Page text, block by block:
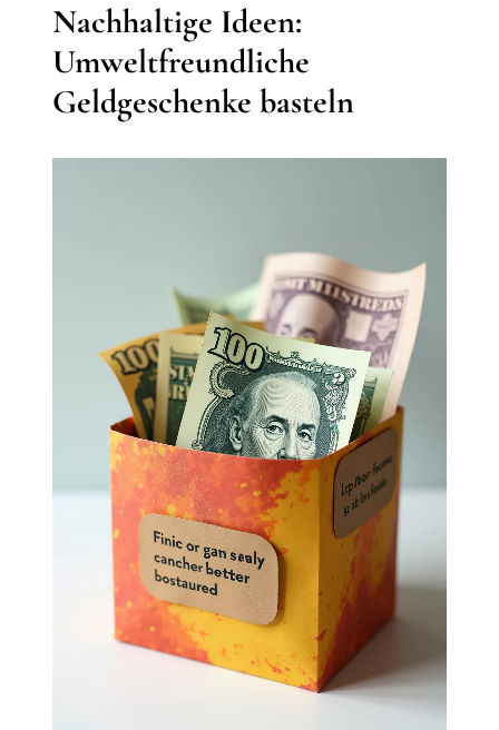
Nachhaltige Ideen:
Umweltfreundliche
Geldgeschenke basteln